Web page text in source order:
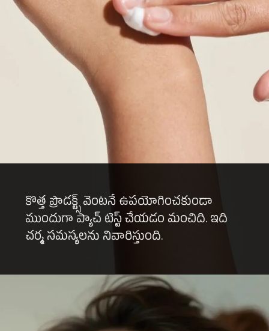
కొత్త ప్రొడక్ట్స్ వెంటనే ఉపయోగించకుండా
ముందుగా ప్యాచ్ టెస్ట్ చేయడం మంచిది. ఇది
చర్మ సమస్యలను నివారిస్తుంది.